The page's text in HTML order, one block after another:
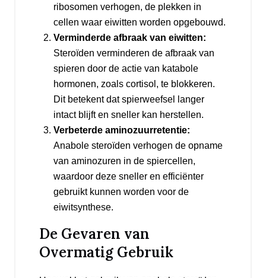
ribosomen verhogen, de plekken in
cellen waar eiwitten worden opgebouwd.
Verminderde afbraak van eiwitten:
Steroïden verminderen de afbraak van
spieren door de actie van katabole
hormonen, zoals cortisol, te blokkeren.
Dit betekent dat spierweefsel langer
intact blijft en sneller kan herstellen.
Verbeterde aminozuurretentie:
Anabole steroïden verhogen de opname
van aminozuren in de spiercellen,
waardoor deze sneller en efficiënter
gebruikt kunnen worden voor de
eiwitsynthese.
De Gevaren van
Overmatig Gebruik